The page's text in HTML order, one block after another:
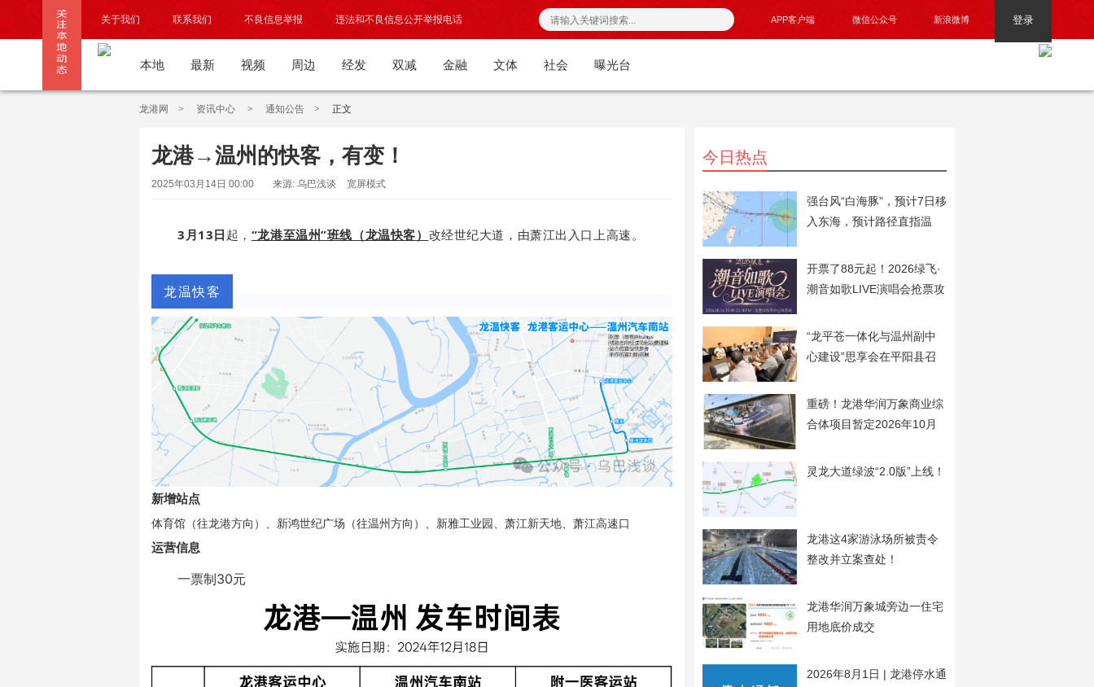
关于我们 联系我们 不良信息举报 违法和不良信息公开举报电话 APP客户端 微信公众号 新浪微博 登录
本地 最新 视频 周边 经发 双减 金融 文体 社会 曝光台
龙港网 > 资讯中心 > 通知公告 > 正文
龙港→温州的快客，有变！
2025年03月14日 00:00 来源: 乌巴浅谈 宽屏模式
3月13日 起， “龙港至温州”班线（龙温快客） 改经世纪大道，由萧江出入口上高速。
龙温快客
新增站点
体育馆（往龙港方向）、新鸿世纪广场（往温州方向）、新雅工业园、萧江新天地、萧江高速口
运营信息
一票制30元
今日热点
强台风“白海豚”，预计7日移
入东海，预计路径直指温
开票了88元起！2026绿飞·
潮音如歌LIVE演唱会抢票攻
“龙平苍一体化与温州副中
心建设”思享会在平阳县召
重磅！龙港华润万象商业综
合体项目暂定2026年10月
灵龙大道绿波“2.0版”上线！
龙港这4家游泳场所被责令
整改并立案查处！
龙港华润万象城旁边一住宅
用地底价成交
2026年8月1日 | 龙港停水通